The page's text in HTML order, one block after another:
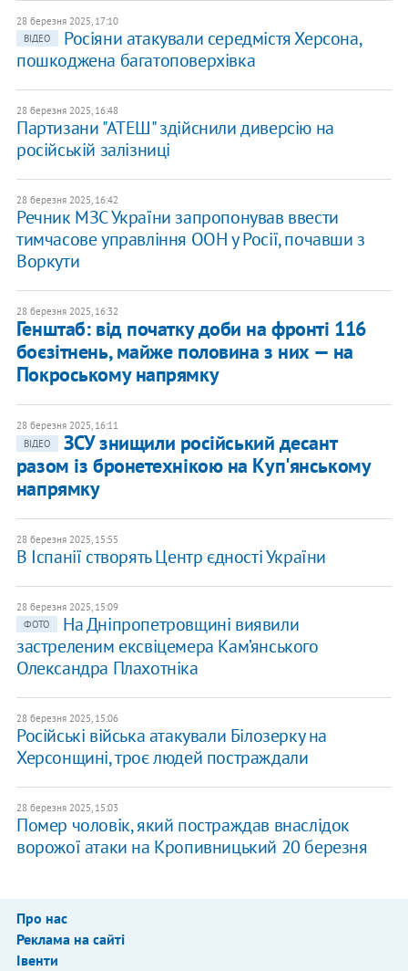
28 березня 2025, 17:10
ВІДЕО
Росіяни атакували середмістя Херсона,
пошкоджена багатоповерхівка
28 березня 2025, 16:48
Партизани "АТЕШ" здійснили диверсію на
російській залізниці
28 березня 2025, 16:42
Речник МЗС України запропонував ввести
тимчасове управління ООН у Росії, почавши з
Воркути
28 березня 2025, 16:32
Генштаб: від початку доби на фронті 116
боєзітнень, майже половина з них — на
Покроському напрямку
28 березня 2025, 16:11
ВІДЕО
ЗСУ знищили російський десант
разом із бронетехнікою на Куп'янському
напрямку
28 березня 2025, 15:55
В Іспанії створять Центр єдності України
28 березня 2025, 15:09
ФОТО
На Дніпропетровщині виявили
застреленим ексвіцемера Кам’янського
Олександра Плахотніка
28 березня 2025, 15:06
Російські війська атакували Білозерку на
Херсонщині, троє людей постраждали
28 березня 2025, 15:03
Помер чоловік, який постраждав внаслідок
ворожої атаки на Кропивницький 20 березня
Про нас
Реклама на сайті
Івенти